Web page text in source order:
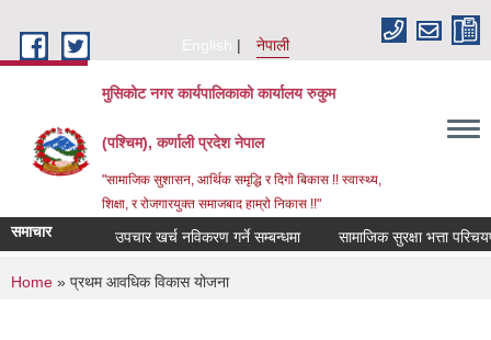
English
नेपाली
मुसिकोट नगर कार्यपालिकाको कार्यालय रुकुम
(पश्चिम), कर्णाली प्रदेश नेपाल
"सामाजिक सुशासन, आर्थिक समृद्धि र दिगो बिकास !! स्वास्थ्य,
शिक्षा, र रोजगारयुक्त समाजबाद हाम्रो निकास !!"
समाचार उपचार खर्च नविकरण गर्ने सम्बन्धमा
You are here
Home » प्रथम आवधिक विकास योजना